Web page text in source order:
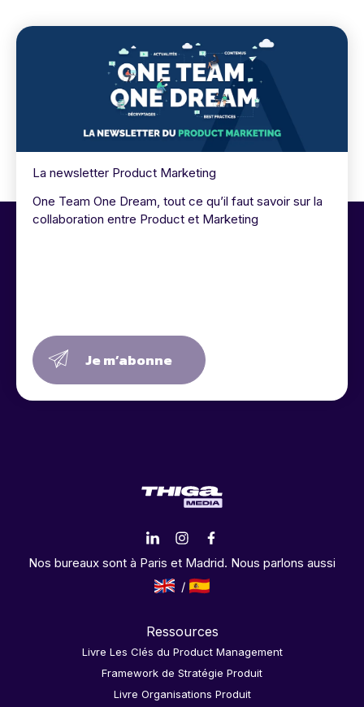
La newsletter Product Marketing
One Team One Dream, tout ce qu’il faut savoir sur la
collaboration entre Product et Marketing
Je m’abonne
Nos bureaux sont à Paris et Madrid. Nous parlons aussi
Ressources
Livre Les Clés du Product Management
Framework de Stratégie Produit
Livre Organisations Produit